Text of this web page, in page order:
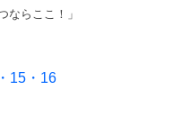
ならここ！」
15・16